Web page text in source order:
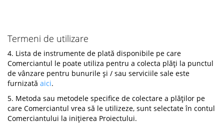
Termeni de utilizare
4. Lista de instrumente de plată disponibile pe care
Comerciantul le poate utiliza pentru a colecta plăți la punctul
de vânzare pentru bunurile și / sau serviciile sale este
furnizată aici.
5. Metoda sau metodele specifice de colectare a plăților pe
care Comerciantul vrea să le utilizeze, sunt selectate în contul
Comerciantului la inițierea Proiectului.